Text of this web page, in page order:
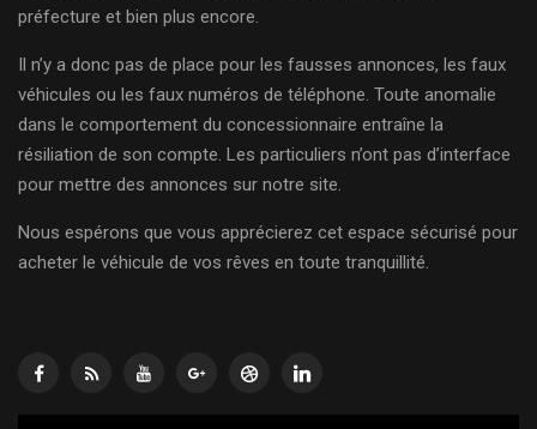
préfecture et bien plus encore.
Il n’y a donc pas de place pour les fausses annonces, les faux
véhicules ou les faux numéros de téléphone. Toute anomalie
dans le comportement du concessionnaire entraîne la
résiliation de son compte. Les particuliers n’ont pas d’interface
pour mettre des annonces sur notre site.
Nous espérons que vous apprécierez cet espace sécurisé pour
acheter le véhicule de vos rêves en toute tranquillité.